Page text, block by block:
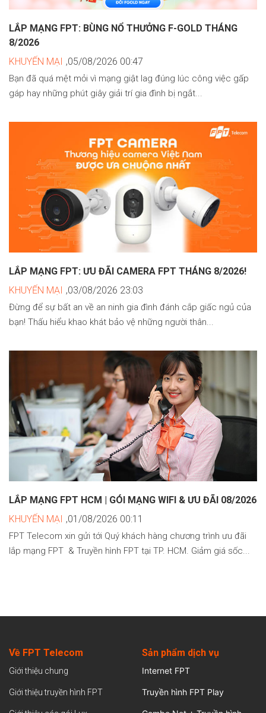
LẮP MẠNG FPT: BÙNG NỔ THƯỞNG F-GOLD THÁNG
8/2026
KHUYẾN MẠI ,05/08/2026 00:47
Bạn đã quá mệt mỏi vì mạng giật lag đúng lúc công việc gấp
gáp hay những phút giây giải trí gia đình bị ngắt...
LẮP MẠNG FPT: ƯU ĐÃI CAMERA FPT THÁNG 8/2026!
KHUYẾN MẠI ,03/08/2026 23:03
Đừng để sự bất an về an ninh gia đình đánh cắp giấc ngủ của
bạn! Thấu hiểu khao khát bảo vệ những người thân...
LẮP MẠNG FPT HCM | GÓI MẠNG WIFI & ƯU ĐÃI 08/2026
KHUYẾN MẠI ,01/08/2026 00:11
FPT Telecom xin gửi tới Quý khách hàng chương trình ưu đãi
lắp mạng FPT & Truyền hình FPT tại TP. HCM. Giảm giá sốc...
Về FPT Telecom
Giới thiệu chung
Giới thiệu truyền hình FPT
Sản phẩm dịch vụ
Internet FPT
Truyền hình FPT Play